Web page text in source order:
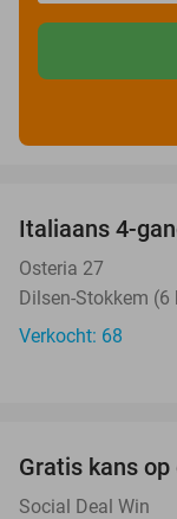
Italiaans 4-
Osteria 27
Dilsen-Stokkem (6
Verkocht: 68
Gratis kans
Social Deal Win